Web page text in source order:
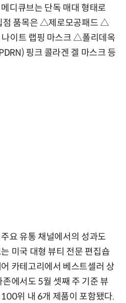
디큐브는 단독 매대 형태로
점 품목은 △제로모공패드 △
이트 랩핑 마스크 △폴리데옥
핑크 콜라겐 겔 마스크 등
요 유통 채널에서의 성과도
미국 대형 뷰티 전문 편집숍
카테고리에서 베스트셀러 상
에서도 5월 셋째 주 기준 뷰
위 내 6개 제품이 포함됐다.